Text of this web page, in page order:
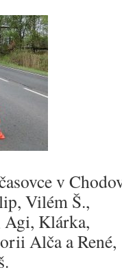
v
Vilém Š.,
Klárka,
Alča a René,